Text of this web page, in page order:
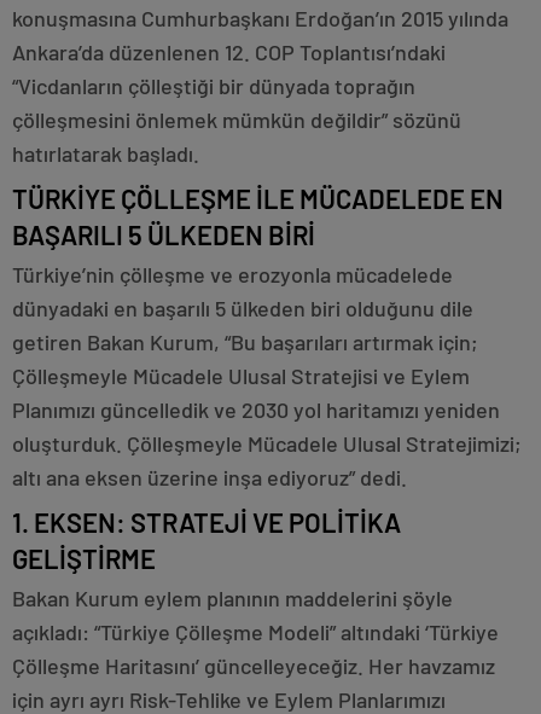
konuşmasına Cumhurbaşkanı Erdoğan’ın 2015 yılında
Ankara’da düzenlenen 12. COP Toplantısı’ndaki
“Vicdanların çölleştiği bir dünyada toprağın
çölleşmesini önlemek mümkün değildir” sözünü
hatırlatarak başladı.
TÜRKİYE ÇÖLLEŞME İLE MÜCADELEDE EN
BAŞARILI 5 ÜLKEDEN BİRİ
Türkiye’nin çölleşme ve erozyonla mücadelede
dünyadaki en başarılı 5 ülkeden biri olduğunu dile
getiren Bakan Kurum, “Bu başarıları artırmak için;
Çölleşmeyle Mücadele Ulusal Stratejisi ve Eylem
Planımızı güncelledik ve 2030 yol haritamızı yeniden
oluşturduk. Çölleşmeyle Mücadele Ulusal Stratejimizi;
altı ana eksen üzerine inşa ediyoruz” dedi.
1. EKSEN: STRATEJİ VE POLİTİKA
GELİŞTİRME
Bakan Kurum eylem planının maddelerini şöyle
açıkladı: “Türkiye Çölleşme Modeli” altındaki ‘Türkiye
Çölleşme Haritasını’ güncelleyeceğiz. Her havzamız
için ayrı ayrı Risk-Tehlike ve Eylem Planlarımızı